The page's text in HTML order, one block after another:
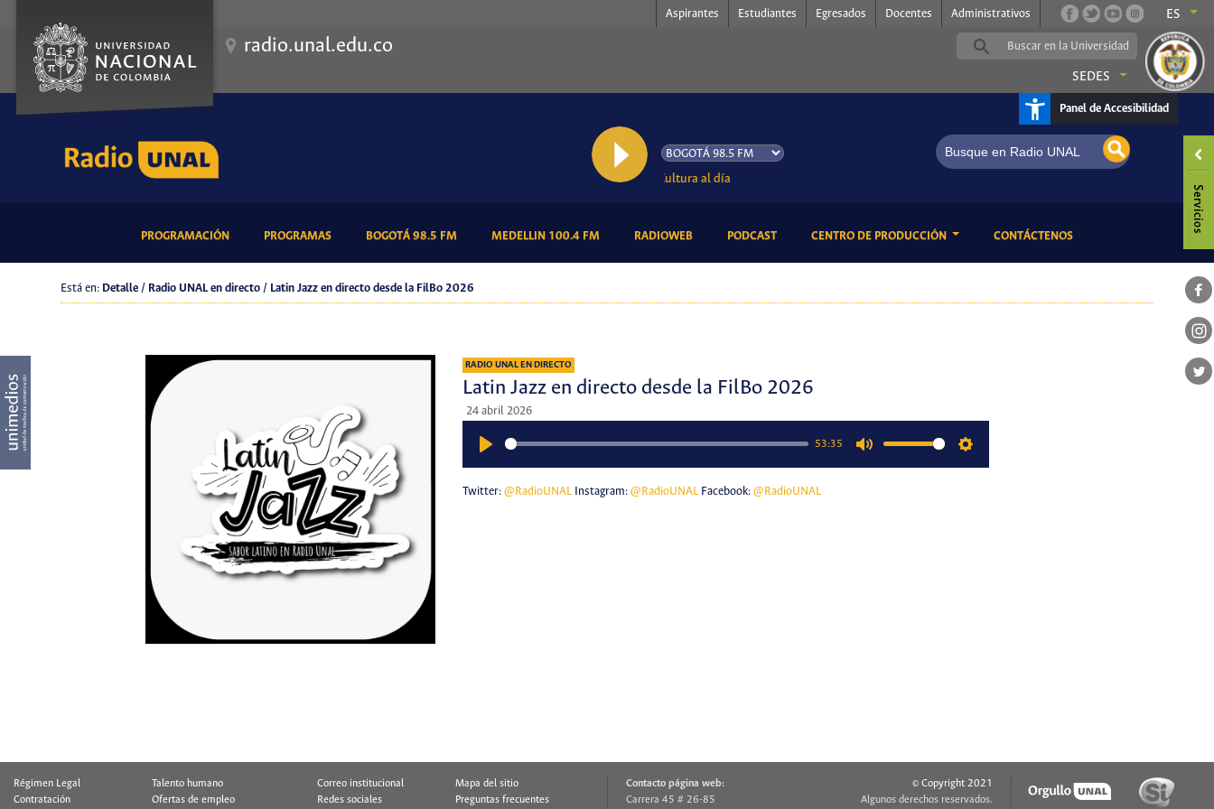
Aspirantes Estudiantes Egresados Docentes Administrativos ES
radio.unal.edu.co
SEDES
Panel de Accesibilidad
AL AIRE: Cultura al día
PROGRAMACIÓN(CURRENT)PROGRAMAS(CURRENT)BOGOTÁ 98.5 FM(CURRENT)MEDELLIN 100.4 FM(CURRENT)RADIOWEB(CURRENT)PODCAST(CURRENT)CENTRO DE PRODUCCIÓN CONTÁCTENOS(CURRENT)
Está en: Detalle / Radio UNAL en directo / Latin Jazz en directo desde la FilBo 2026
RADIO UNAL EN DIRECTO
Latin Jazz en directo desde la FilBo 2026
24 abril 2026
53:35
Twitter: @RadioUNALInstagram: @RadioUNALFacebook: @RadioUNAL
Régimen Legal
Talento humano
Contratación
Ofertas de empleo
Correo institucional
Mapa del sitio
Redes sociales
Preguntas frecuentes
Contacto página web:
Carrera 45 # 26-85
© Copyright 2021
Algunos derechos reservados.